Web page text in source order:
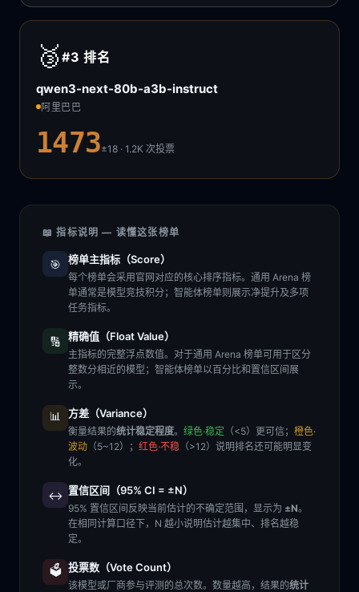
🥉 #3排名
qwen3-next-80b-a3b-instruct
阿里巴巴
1473±18 · 1.2K次投票
📖 指标说明 — 读懂这张榜单
🎯 榜单主指标（Score）
每个榜单会采用官网对应的核心排序指标。通用 Arena 榜
单通常是模型竞技积分；智能体榜单则展示净提升及多项
任务指标。
🔢 精确值（Float Value）
主指标的完整浮点数值。对于通用 Arena 榜单可用于区分
整数分相近的模型；智能体榜单以百分比和置信区间展
示。
📊 方差（Variance）
衡量结果的统计稳定程度。 绿色·稳定 （<5）更可信； 橙色·
波动 （5~12）； 红色·不稳 （>12）说明排名还可能明显变
化。
↔️ 置信区间（95% CI = ±N）
95% 置信区间反映当前估计的不确定范围，显示为 ±N。
在相同计算口径下，N 越小说明估计越集中、排名越稳
定。
🗳️ 投票数（Vote Count）
该模型或厂商参与评测的总次数。数量越高，结果的统计